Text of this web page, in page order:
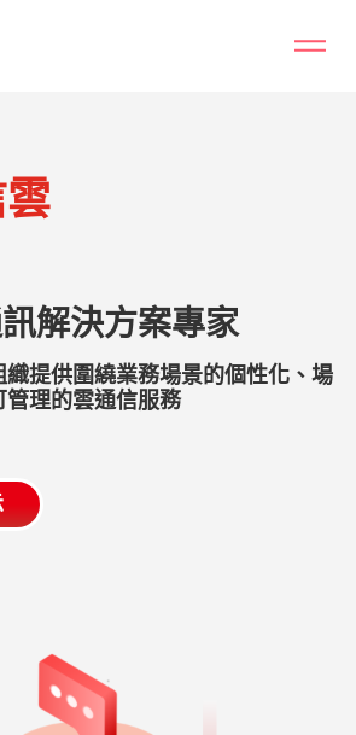
解決方案專家
織提供圍繞業務場景的個性化、場
理的雲通信服務